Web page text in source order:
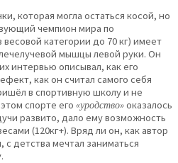
которая могла остаться косой, но
чемпион мира по
категории до 70 кг) имеет
мышцы левой руки. Он
интервью описывал, как его
как он считал самого себя
в спортивную школу и не
спорте его «уродство»оказалось
развито, дало ему возможность
(120кг+). Вряд ли он, как автор
детства мечтал заниматься